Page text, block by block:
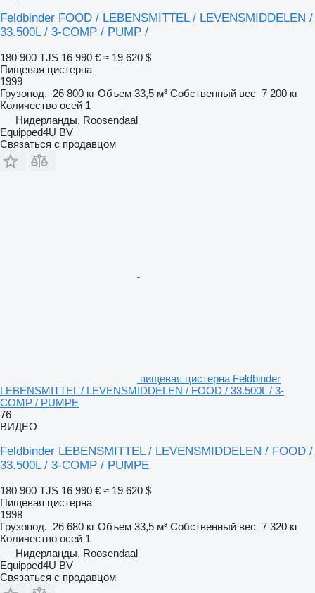
Feldbinder FOOD / LEBENSMITTEL / LEVENSMIDDELEN /
33.500L / 3-COMP / PUMP /
180 900 TJS 16 990 € ≈ 19 620 $
Пищевая цистерна
1999
Грузопод. 26 800 кг Объем 33,5 м³ Собственный вес 7 200 кг
Количество осей 1
Нидерланды, Roosendaal
Equipped4U BV
Связаться с продавцом
пищевая цистерна Feldbinder
LEBENSMITTEL / LEVENSMIDDELEN / FOOD / 33.500L / 3-
COMP / PUMPE
76
ВИДЕО
Feldbinder LEBENSMITTEL / LEVENSMIDDELEN / FOOD /
33.500L / 3-COMP / PUMPE
180 900 TJS 16 990 € ≈ 19 620 $
Пищевая цистерна
1998
Грузопод. 26 680 кг Объем 33,5 м³ Собственный вес 7 320 кг
Количество осей 1
Нидерланды, Roosendaal
Equipped4U BV
Связаться с продавцом